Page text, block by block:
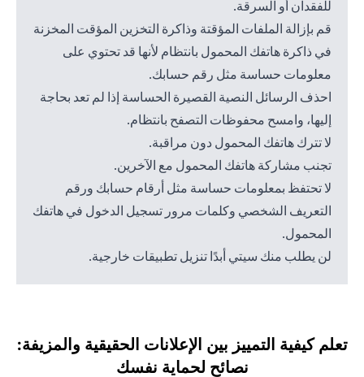
للفقدان أو السرقة.
قم بإزالة الملفات المؤقتة وذاكرة التخزين المؤقت المخزنة
في ذاكرة هاتفك المحمول بانتظام لأنها قد تحتوي على
معلومات حساسة مثل رقم حسابك.
احذف الرسائل النصية القصيرة الحساسة إذا لم تعد بحاجة
إليها، وامسح محفوظات التصفح بانتظام.
لا تترك هاتفك المحمول دون مراقبة.
تجنب مشاركة هاتفك المحمول مع الآخرين.
لا تحتفظ بمعلومات حساسة مثل أرقام حسابك ورقم
التعريف الشخصي وكلمات مرور تسجيل الدخول في هاتفك
المحمول.
لن يطلب منك سيتي أبدًا تنزيل تطبيقات خارجية.
تعلم كيفية التمييز بين الإعلانات الحقيقية والمزيفة:
نصائح لحماية نفسك